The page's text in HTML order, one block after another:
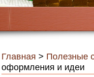
Главная > Полезные
оформления и идеи